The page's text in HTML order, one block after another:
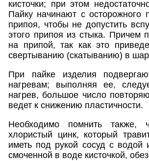
кисточки; при этом
Пайку начинают с
припоя, чтобы не допустить
этого припоя из стыка. Причем
на припой, так как это
свертыванию (скатыванию) в
При пайке изделия
нагревам; выполняя ее,
нагрев, большое число
ведет к снижению пластичности.
Необходимо помнить также,
хлористый цинк, который
иметь под рукой сосуд с водой
смоченной в воде кисточкой,